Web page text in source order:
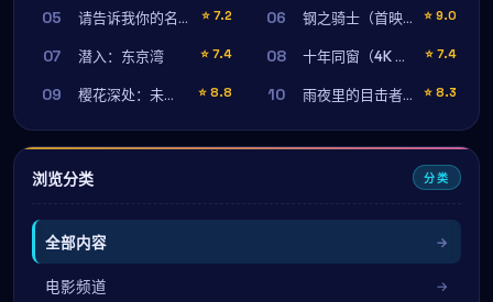
05 请告诉我你的名字 ⭐ 7.2 06 钢之骑士（首映纪念版） ⭐ 9.0
07 潜入：东京湾 ⭐ 7.4 08 十年同窗（4K 修复版） ⭐ 7.4
09 樱花深处：未寄出的信 ⭐ 8.8 10 雨夜里的目击者（加长完整版） ⭐ 8.3
浏览分类 分类
全部内容
电影频道